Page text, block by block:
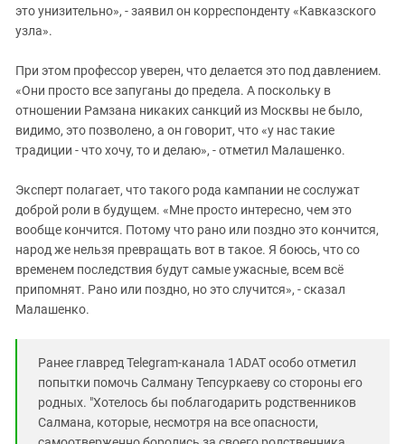
это унизительно», - заявил он корреспонденту «Кавказского
узла».
При этом профессор уверен, что делается это под давлением.
«Они просто все запуганы до предела. А поскольку в
отношении Рамзана никаких санкций из Москвы не было,
видимо, это позволено, а он говорит, что «у нас такие
традиции - что хочу, то и делаю», - отметил Малашенко.
Эксперт полагает, что такого рода кампании не сослужат
доброй роли в будущем. «Мне просто интересно, чем это
вообще кончится. Потому что рано или поздно это кончится,
народ же нельзя превращать вот в такое. Я боюсь, что со
временем последствия будут самые ужасные, всем всё
припомнят. Рано или поздно, но это случится», - сказал
Малашенко.
Ранее главред Telegram-канала 1ADAT особо отметил
попытки помочь Салману Тепсуркаеву со стороны его
родных. "Хотелось бы поблагодарить родственников
Салмана, которые, несмотря на все опасности,